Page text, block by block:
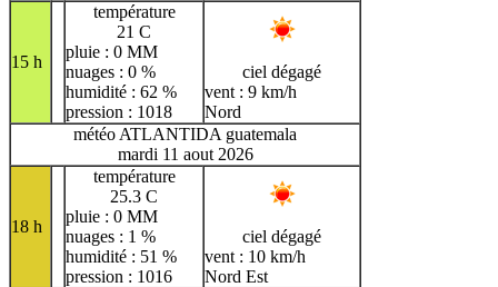
15 h
température
21 C
pluie : 0 MM
nuages : 0 %
humidité : 62 %
pression : 1018
ciel dégagé
vent : 9 km/h
Nord
météo ATLANTIDA guatemala
mardi 11 aout 2026
18 h
température
25.3 C
pluie : 0 MM
nuages : 1 %
humidité : 51 %
pression : 1016
ciel dégagé
vent : 10 km/h
Nord Est